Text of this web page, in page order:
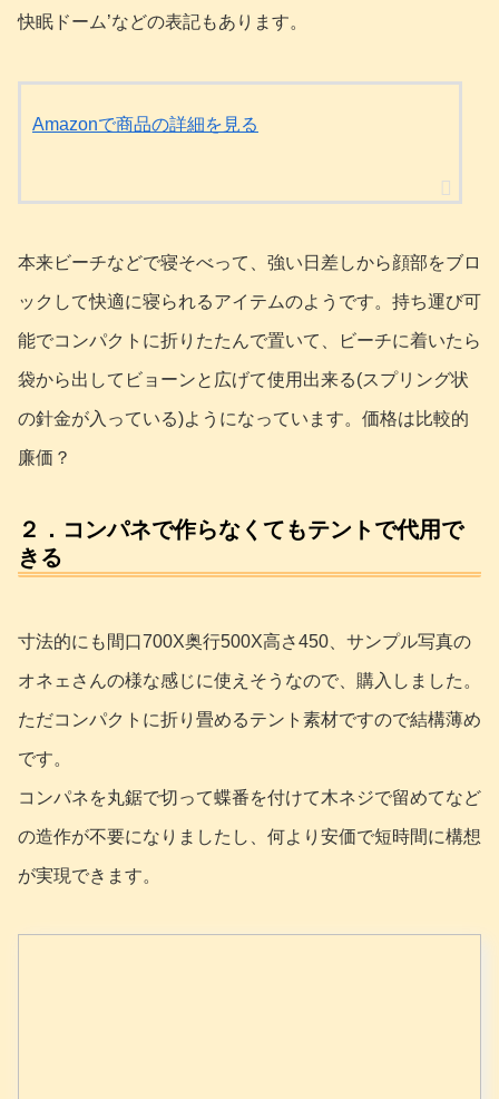
快眠ドーム’などの表記もあります。
Amazonで商品の詳細を見る
本来ビーチなどで寝そべって、強い日差しから顔部をブロ
ックして快適に寝られるアイテムのようです。持ち運び可
能でコンパクトに折りたたんで置いて、ビーチに着いたら
袋から出してビョーンと広げて使用出来る(スプリング状
の針金が入っている)ようになっています。価格は比較的
廉価？
２．コンパネで作らなくてもテントで代用で
きる
寸法的にも間口700X奥行500X高さ450、サンプル写真の
オネェさんの様な感じに使えそうなので、購入しました。
ただコンパクトに折り畳めるテント素材ですので結構薄め
です。
コンパネを丸鋸で切って蝶番を付けて木ネジで留めてなど
の造作が不要になりましたし、何より安価で短時間に構想
が実現できます。